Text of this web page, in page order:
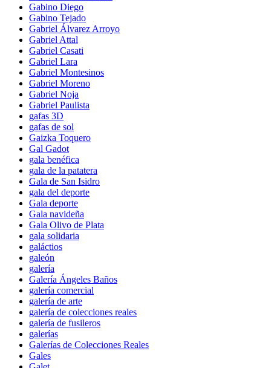
Gabino Diego
Gabino Tejado
Gabriel Álvarez Arroyo
Gabriel Attal
Gabriel Casati
Gabriel Lara
Gabriel Montesinos
Gabriel Moreno
Gabriel Noja
Gabriel Paulista
gafas 3D
gafas de sol
Gaizka Toquero
Gal Gadot
gala benéfica
gala de la patatera
Gala de San Isidro
gala del deporte
Gala deporte
Gala navideña
Gala Olivo de Plata
gala solidaria
galáctios
galeón
galería
Galería Ángeles Baños
galería comercial
galería de arte
galería de colecciones reales
galería de fusileros
galerías
Galerías de Colecciones Reales
Gales